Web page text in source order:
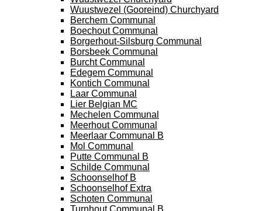
Wuustwezel (Gooreind) Churchyard
Berchem Communal
Boechout Communal
Borgerhout-Silsburg Communal
Borsbeek Communal
Burcht Communal
Edegem Communal
Kontich Communal
Laar Communal
Lier Belgian MC
Mechelen Communal
Meerhout Communal
Meerlaar Communal B
Mol Communal
Putte Communal B
Schilde Communal
Schoonselhof B
Schoonselhof Extra
Schoten Communal
Turnhout Communal B